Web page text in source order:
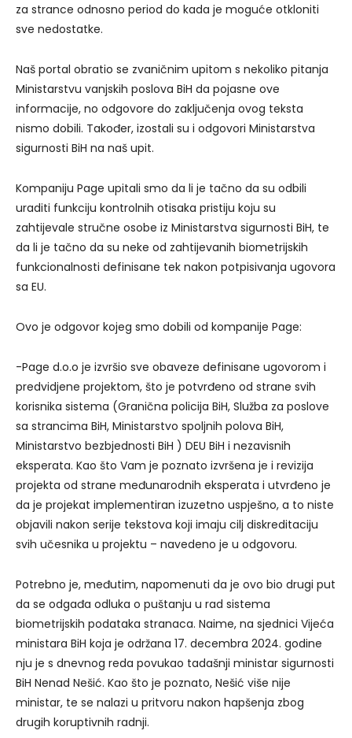
za strance odnosno period do kada je moguće otkloniti
sve nedostatke.
Naš portal obratio se zvaničnim upitom s nekoliko pitanja
Ministarstvu vanjskih poslova BiH da pojasne ove
informacije, no odgovore do zaključenja ovog teksta
nismo dobili. Također, izostali su i odgovori Ministarstva
sigurnosti BiH na naš upit.
Kompaniju Page upitali smo da li je tačno da su odbili
uraditi funkciju kontrolnih otisaka pristiju koju su
zahtijevale stručne osobe iz Ministarstva sigurnosti BiH, te
da li je tačno da su neke od zahtijevanih biometrijskih
funkcionalnosti definisane tek nakon potpisivanja ugovora
sa EU.
Ovo je odgovor kojeg smo dobili od kompanije Page:
-Page d.o.o je izvršio sve obaveze definisane ugovorom i
predvidjene projektom, što je potvrđeno od strane svih
korisnika sistema (Granična policija BiH, Služba za poslove
sa strancima BiH, Ministarstvo spoljnih polova BiH,
Ministarstvo bezbjednosti BiH ) DEU BiH i nezavisnih
eksperata. Kao što Vam je poznato izvršena je i revizija
projekta od strane međunarodnih eksperata i utvrđeno je
da je projekat implementiran izuzetno uspješno, a to niste
objavili nakon serije tekstova koji imaju cilj diskreditaciju
svih učesnika u projektu – navedeno je u odgovoru.
Potrebno je, međutim, napomenuti da je ovo bio drugi put
da se odgađa odluka o puštanju u rad sistema
biometrijskih podataka stranaca. Naime, na sjednici Vijeća
ministara BiH koja je održana 17. decembra 2024. godine
nju je s dnevnog reda povukao tadašnji ministar sigurnosti
BiH Nenad Nešić. Kao što je poznato, Nešić više nije
ministar, te se nalazi u pritvoru nakon hapšenja zbog
drugih koruptivnih radnji.